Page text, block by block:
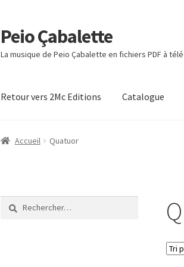
Aller
à
la
Aller
au
contenu
Peio Çabalette
La musique de Peio Çabalette en fichiers PDF à
Retour vers 2Mc Editions Catalogue
Accueil Boutique
Accueil Quatuor
Rechercher :